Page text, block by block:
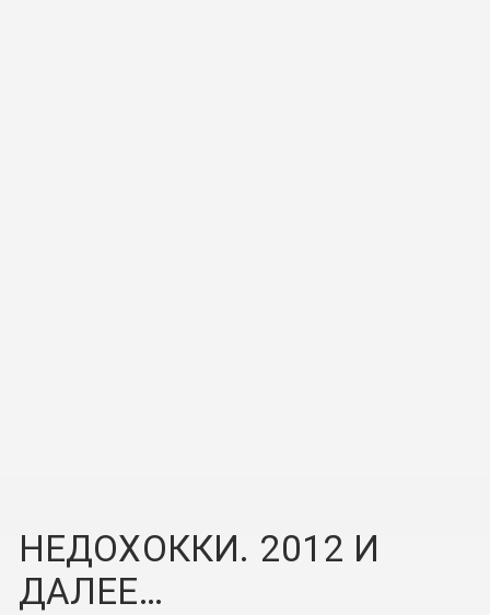
НЕДОХОККИ. 2012 И
ДАЛЕЕ…